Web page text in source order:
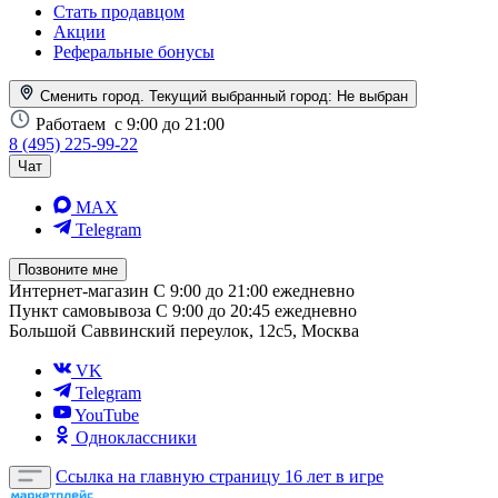
Стать продавцом
Акции
Реферальные бонусы
Сменить город. Текущий выбранный город: Не выбран
Работаем с 9:00 до 21:00
8 (495) 225-99-22
Чат
MAX
Telegram
Позвоните мне
Интернет-магазин С 9:00 до 21:00 ежедневно
Пункт самовывоза С 9:00 до 20:45 ежедневно
Большой Саввинский переулок, 12с5, Москва
VK
Telegram
YouTube
Одноклассники
Ссылка на главную страницу 16 лет в игре